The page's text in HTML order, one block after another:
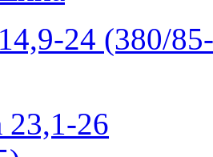
24 (380/